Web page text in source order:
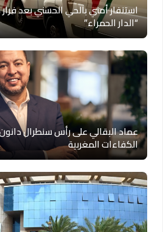
استنفار أمني بالحي الحسني بعد
“الدار الحمراء”
عماد البقالي على رأس سنطرال
الكفاءات المغربية